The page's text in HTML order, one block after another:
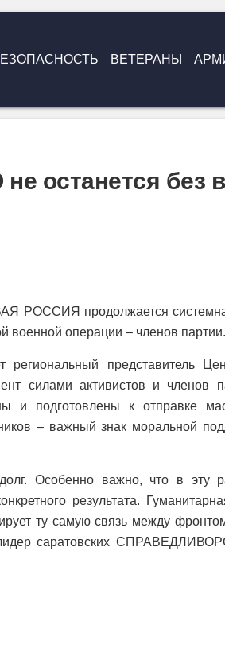
ВЕТЕРАНЫ
останется без
РОССИЯ продолжается
военной операции – членов партии.
представитель
силами активистов и членов
и подготовлены к отправке
– важный знак моральной
Особенно важно, что в эту
результата.
ту самую связь между
саратовских